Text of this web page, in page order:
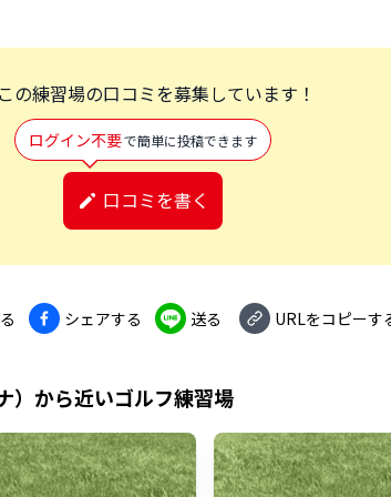
この練習場の口コミを募集しています！
ログイン不要で簡単に投稿できます
口コミを書く
シェアする 送る URLをコピーす
から近いゴルフ練習場